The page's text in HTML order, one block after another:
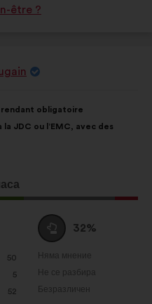
:
être ?
obligatoire
JDC ou l’EMC, avec des
50
5
52
Въздържал
се
:
32%
Няма мнение
:пъти
Не се разбира
:пъти
Безразличен
:пъти